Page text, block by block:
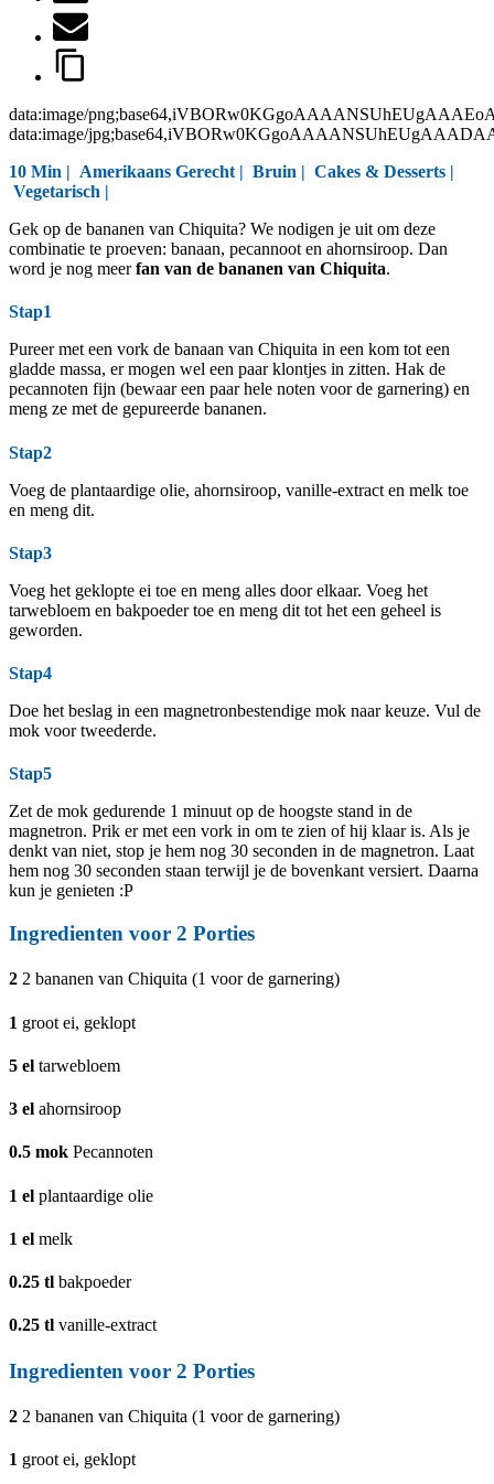
data:image/
data:image/
10 Min | Amerikaans Gerecht | Bruin | Cakes & Desserts |
Vegetarisch |
Gek op de bananen van Chiquita? We nodigen je uit om deze
combinatie te proeven: banaan, pecannoot en ahornsiroop. Dan
word je nog meerfan van de bananen van Chiquita.
Stap1
Pureer met een vork de banaan van Chiquita in een kom tot een
gladde massa, er mogen wel een paar klontjes in zitten. Hak de
pecannoten fijn (bewaar een paar hele noten voor de garnering) en
meng ze met de gepureerde bananen.
Stap2
Voeg de plantaardige olie, ahornsiroop, vanille-extract en melk toe
en meng dit.
Stap3
Voeg het geklopte ei toe en meng alles door elkaar. Voeg het
tarwebloem en bakpoeder toe en meng dit tot het een geheel is
geworden.
Stap4
Doe het beslag in een magnetronbestendige mok naar keuze. Vul de
mok voor tweederde.
Stap5
Zet de mok gedurende 1 minuut op de hoogste stand in de
magnetron. Prik er met een vork in om te zien of hij klaar is. Als je
denkt van niet, stop je hem nog 30 seconden in de magnetron. Laat
hem nog 30 seconden staan terwijl je de bovenkant versiert. Daarna
kun je genieten :P
Ingredienten voor 2 Porties
2 2 bananen van Chiquita (1 voor de garnering)
1 groot ei, geklopt
5 el tarwebloem
3 el ahornsiroop
0.5 mok Pecannoten
1 el plantaardige olie
1 el melk
0.25 tl bakpoeder
0.25 tl vanille-extract
Ingredienten voor 2 Porties
2 2 bananen van Chiquita (1 voor de garnering)
1 groot ei, geklopt